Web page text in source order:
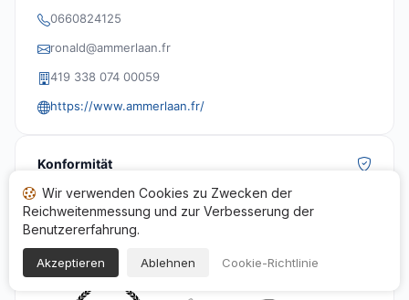
0660824125
ronald@ammerlaan.fr
419 338 074 00059
https://www.ammerlaan.fr/
Konformität
Der Prozess zur Sammlung und Verwaltung der
Bewertungen der Seite AMMERLAAN IMPORTentspricht
den Qualitäts- und Transparenzanforderungen der
Artikel L111-7-2 des Verbrauchergesetzes.
Wir verwenden Cookies zu Zwecken der
Reichweitenmessung und zur Verbesserung der
Benutzererfahrung.
Akzeptieren Ablehnen Cookie-Richtlinie